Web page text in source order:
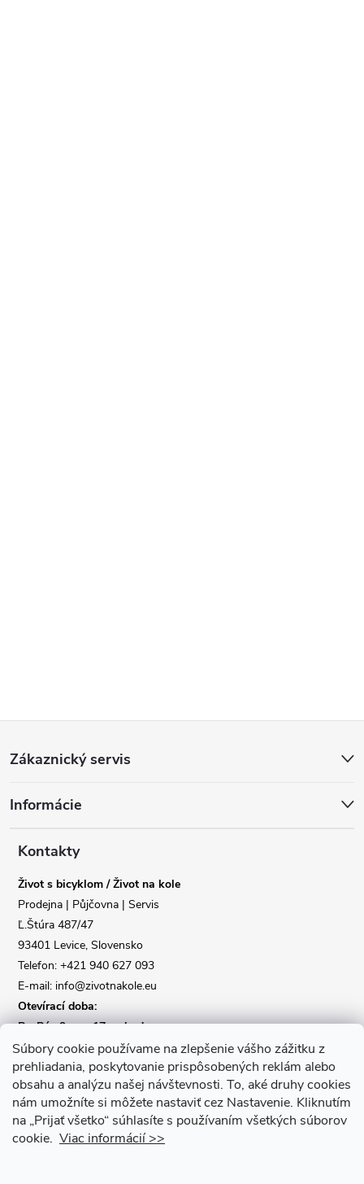
Súbory cookie používame na zlepšenie vášho zážitku z
prehliadania, poskytovanie prispôsobených reklám alebo
obsahu a analýzu našej návštevnosti. To, aké druhy cookies
nám umožníte si môžete nastaviť cez Nastavenie. Kliknutím
na „Prijať všetko“ súhlasíte s používaním všetkých súborov
cookie. Viac informácií >>
p
Zákaznický servis
Informácie
Kontakty
Život s bicyklom / Život na kole
Prodejna | Půjčovna | Servis
Ľ.Štúra 487/47
93401 Levice, Slovensko
Telefon: +421 940 627 093
E-mail: info@zivotnakole.eu
Otevírací doba:
Po-Pá : 9,oo - 17,oo hod
So : 9,oo - 12,oo | Ne : Zavřeno
Kontaktní formulář